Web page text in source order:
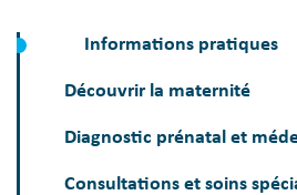
Informations pratiques
Découvrir la maternité
Diagnostic prénatal et
Consultations et soins